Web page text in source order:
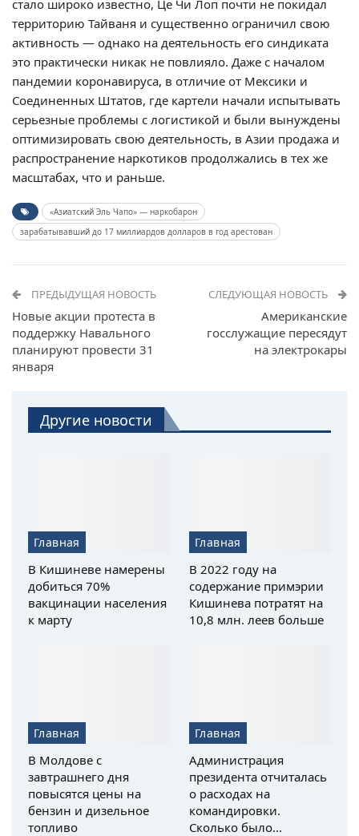
стало широко известно, Це Чи Лоп почти не покидал
территорию Тайваня и существенно ограничил свою
активность — однако на деятельность его синдиката
это практически никак не повлияло. Даже с началом
пандемии коронавируса, в отличие от Мексики и
Соединенных Штатов, где картели начали испытывать
серьезные проблемы с логистикой и были вынуждены
оптимизировать свою деятельность, в Азии продажа и
распространение наркотиков продолжались в тех же
масштабах, что и раньше.
«Азиатский Эль Чапо» — наркобарон
зарабатывавший до 17 миллиардов долларов в год арестован
ПРЕДЫДУЩАЯ НОВОСТЬ
Новые акции протеста в
поддержку Навального
планируют провести 31
января
СЛЕДУЮЩАЯ НОВОСТЬ
Американские
госслужащие пересядут
на электрокары
Другие новости
Главная
В Кишиневе намерены
добиться 70%
вакцинации населения
к марту
Главная
В 2022 году на
содержание примэрии
Кишинева потратят на
10,8 млн. леев больше
Главная
В Молдове с
завтрашнего дня
повысятся цены на
бензин и дизельное
топливо
Главная
Администрация
президента отчиталась
о расходах на
командировки.
Сколько было…